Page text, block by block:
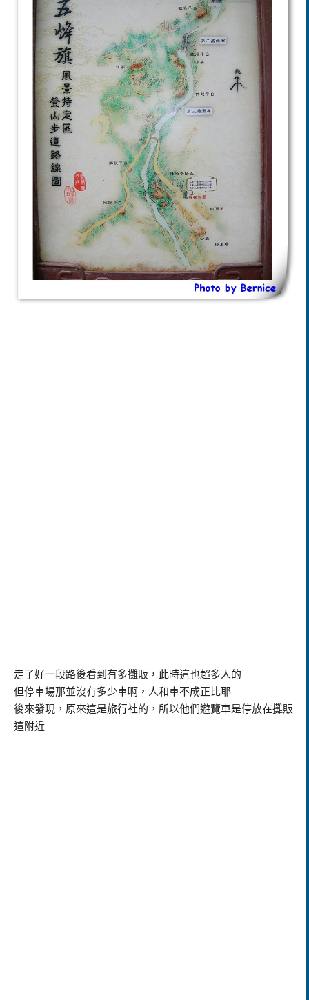
走了好一段路後看到有多攤販，此時這也超多人的
但停車場那並沒有多少車啊，人和車不成正比耶
後來發現，原來這是旅行社的，所以他們遊覽車是停放在攤販
這附近